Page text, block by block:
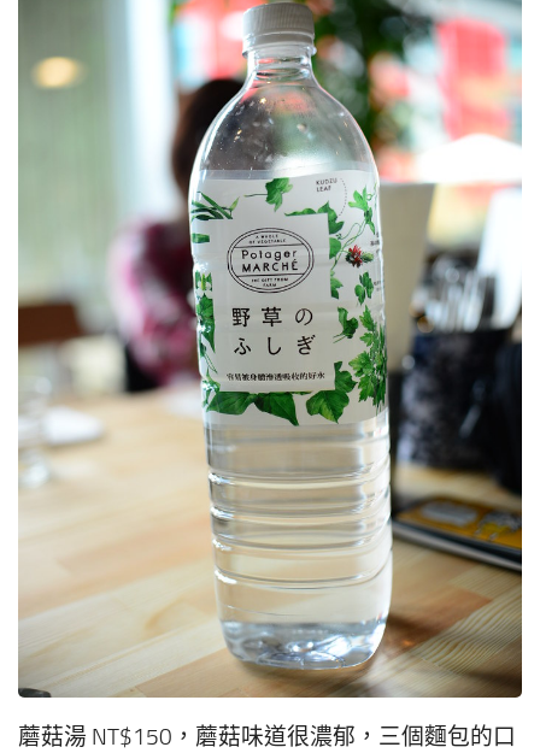
蘑菇湯 NT$150，蘑菇味道很濃郁，三個麵包的口